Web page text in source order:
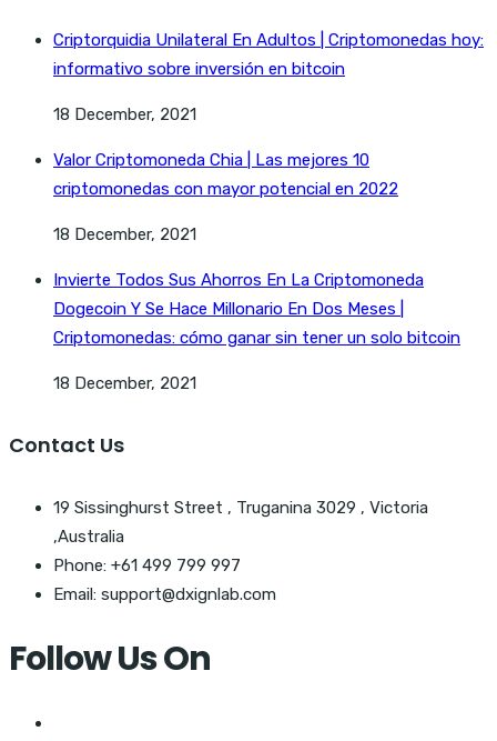
Criptorquidia Unilateral En Adultos | Criptomonedas hoy:
informativo sobre inversión en bitcoin
18 December, 2021
Valor Criptomoneda Chia | Las mejores 10
criptomonedas con mayor potencial en 2022
18 December, 2021
Invierte Todos Sus Ahorros En La Criptomoneda
Dogecoin Y Se Hace Millonario En Dos Meses |
Criptomonedas: cómo ganar sin tener un solo bitcoin
18 December, 2021
Contact Us
19 Sissinghurst Street , Truganina 3029 , Victoria
,Australia
Phone: +61 499 799 997
Email: support@dxignlab.com
Follow Us On